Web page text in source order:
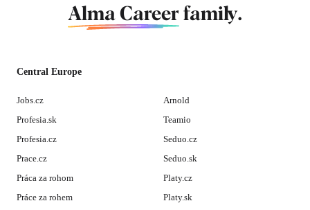
Alma Career family.
Central Europe
Jobs.cz
Profesia.sk
Profesia.cz
Prace.cz
Práca za rohom
Práce za rohem
Arnold
Teamio
Seduo.cz
Seduo.sk
Platy.cz
Platy.sk